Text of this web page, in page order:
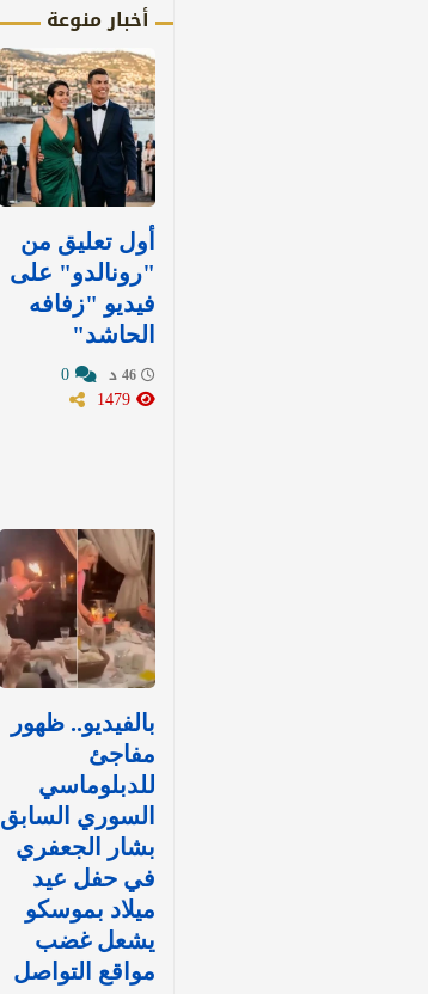
أخبار منوعة
أول تعليق من
"رونالدو" على
فيديو "زفافه
الحاشد"
بالفيديو.. ظهور
مفاجئ
للدبلوماسي
السوري السابق
بشار الجعفري
في حفل عيد
ميلاد بموسكو
يشعل غضب
مواقع التواصل